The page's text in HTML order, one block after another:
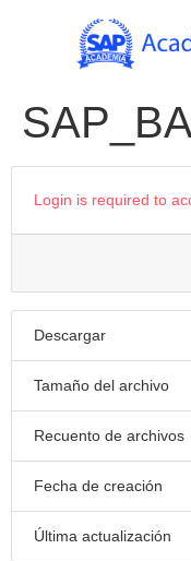
Login is required to
Descargar
Tamaño del archivo
Recuento de archivos
Fecha de creación
Última actualización